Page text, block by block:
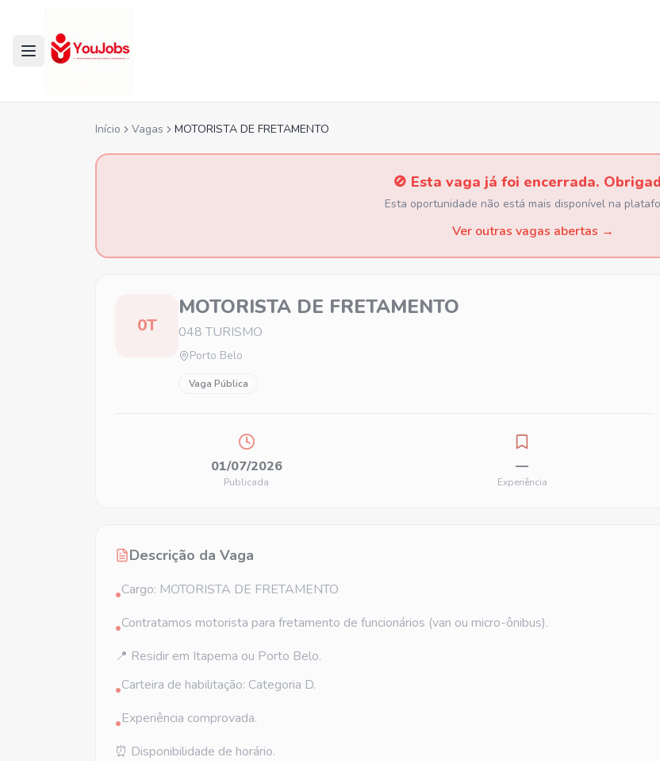
Início Vagas MOTORISTA DE FRETAMENTO
🚫 Esta vaga já foi encerrada.
Esta oportunidade não está mais disponível na
Ver outras vagas abertas →
0T
MOTORISTA DE FRETAMENTO
048 TURISMO
Porto Belo
Vaga Pública
01/07/2026
Publicada
—
Experiência
Descrição da Vaga
•Cargo: MOTORISTA DE FRETAMENTO
•Contratamos motorista para fretamento de funcionários (van ou micro-ônibus).
📍 Residir em Itapema ou Porto Belo.
•Carteira de habilitação: Categoria D.
•Experiência comprovada.
⏰ Disponibilidade de horário.